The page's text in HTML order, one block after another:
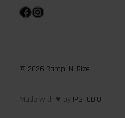
Facebook Instagram
© 2026 Ramp ‘N’ Rize
Made with ♥ by IPSTUDIO